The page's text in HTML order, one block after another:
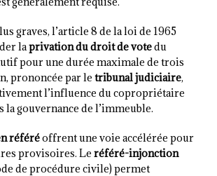
graves, l’article 8 de la loi de 1965
laprivation du droit de votedu
pour une durée maximale de trois
prononcée par le tribunal judiciaire,
l’influence du copropriétaire
la gouvernance de l’immeuble.
référéoffrent une voie accélérée pour
provisoires. Le référé-injonction
de procédure civile) permet